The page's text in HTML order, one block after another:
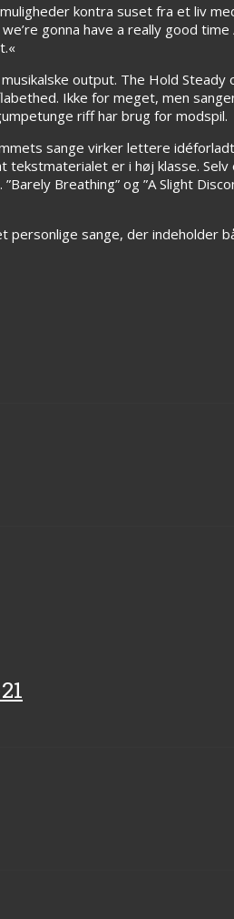
kontra suset fra et liv
gonna have a really good
output. The Hold
Ikke for meget, men
riff har brug for modspil.
sange virker lettere
tekstmaterialet er i høj klasse.
Breathing” og ”A Slight
sange, der indeholder